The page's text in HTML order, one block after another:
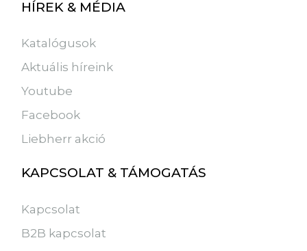
HÍREK & MÉDIA
Katalógusok
Aktuális híreink
Youtube
Facebook
Liebherr akció
KAPCSOLAT & TÁMOGATÁS
Kapcsolat
B2B kapcsolat